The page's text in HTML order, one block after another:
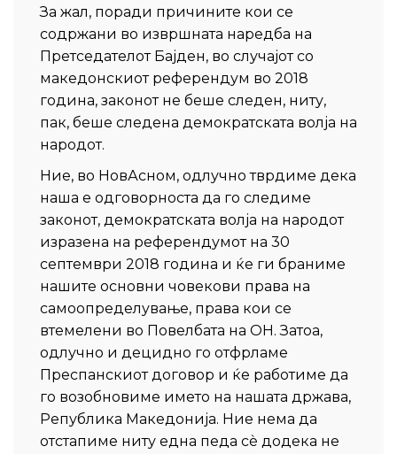
За жал, поради причините кои се
содржани во извршната наредба на
Претседателот Бајден, во случајот со
македонскиот референдум во 2018
година, законот не беше следен, ниту,
пак, беше следена демократската волја на
народот.
Ние, во НовАсном, одлучно тврдиме дека
наша е одговорноста да го следиме
законот, демократската волја на народот
изразена на референдумот на 30
септември 2018 година и ќе ги браниме
нашите основни човекови права на
самоопределување, права кои се
втемелени во Повелбата на ОН. Затоа,
одлучно и децидно го отфрламе
Преспанскиот договор и ќе работиме да
го возобновиме името на нашата држава,
Република Македонија. Ние нема да
отстапиме ниту една педа сѐ додека не